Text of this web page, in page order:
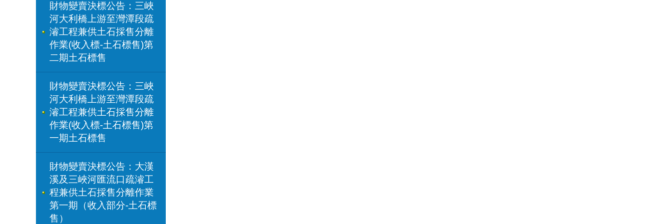
財物變賣決標公告：三峽
河大利橋上游至灣潭段疏
濬工程兼供土石採售分離
作業(收入標-土石標售)第
二期土石標售
財物變賣決標公告：三峽
河大利橋上游至灣潭段疏
濬工程兼供土石採售分離
作業(收入標-土石標售)第
一期土石標售
財物變賣決標公告：大漢
溪及三峽河匯流口疏濬工
程兼供土石採售分離作業
第一期（收入部分-土石標
售）